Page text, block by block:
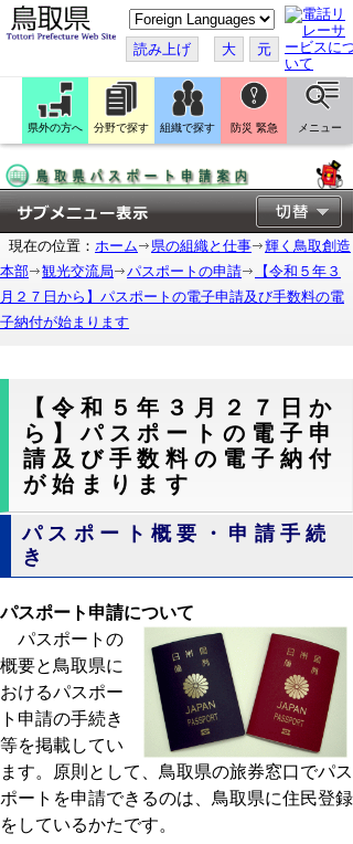
こ
の
ペ
ー
ジ
翻
訳
す
読み上げ 大 元
県外の方へ 分野で探す 組織で探す 防災 緊急 メニュー
現在の位置： ホーム 県の組織と仕事
輝く鳥取創造
本部
観光交流局 パスポートの申請
【令和５年３
月２７日から】パスポートの電子申請及び手数料の電
子納付が始まります
【令和５年３月２７日か
ら】パスポートの電子申
請及び手数料の電子納付
が始まります
パスポート概要・申請手続
き
パスポート申請について
パスポートの
概要と鳥取県に
おけるパスポー
ト申請の手続き
等を掲載してい
ます。原則として、鳥取県の旅券窓口でパス
ポートを申請できるのは、鳥取県に住民登録
をしているかたです。